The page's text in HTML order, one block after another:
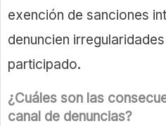
exención de sanciones
denuncien
participado.
¿Cuáles son las
canal de denuncias?